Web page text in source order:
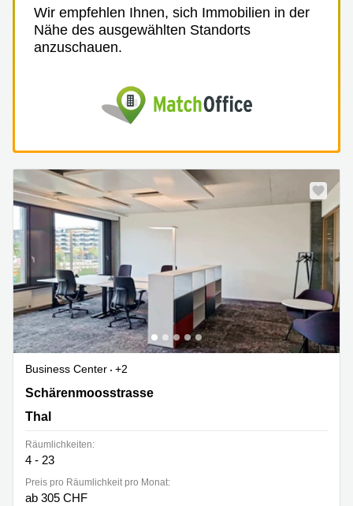
Wir empfehlen Ihnen, sich Immobilien in der
Nähe des ausgewählten Standorts
anzuschauen.
Business Center
+2
Schärenmoosstrasse 77, Thal
Schärenmoosstrasse
Thal
Räumlichkeiten:
4 - 23
Preis pro Räumlichkeit pro Monat:
ab 305 CHF